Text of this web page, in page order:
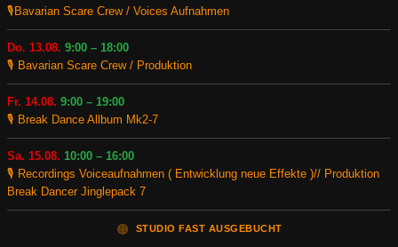
🎙️Bavarian Scare Crew / Voices Aufnahmen
Do. 13.08. 9:00 – 18:00
🎙️ Bavarian Scare Crew / Produktion
Fr. 14.08. 9:00 – 19:00
🎙️ Break Dance Allbum Mk2-7
Sa. 15.08. 10:00 – 16:00
🎙️ Recordings Voiceaufnahmen ( Entwicklung neue Effekte )// Produktion
Break Dancer Jinglepack 7
🟠 STUDIO FAST AUSGEBUCHT